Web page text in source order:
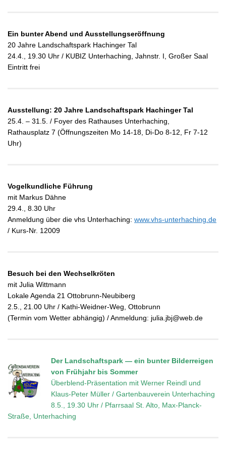
Ein bunter Abend und Ausstellungseröffnung
20 Jahre Landschaftspark Hachinger Tal
24.4., 19.30 Uhr / KUBIZ Unterhaching, Jahnstr. I, Großer Saal
Eintritt frei
Ausstellung: 20 Jahre Landschaftspark Hachinger Tal
25.4. – 31.5. / Foyer des Rathauses Unterhaching,
Rathausplatz 7 (Öffnungszeiten Mo 14-18, Di-Do 8-12, Fr 7-12
Uhr)
Vogelkundliche Führung
mit Markus Dähne
29.4., 8.30 Uhr
Anmeldung über die vhs Unterhaching: www.vhs-unterhaching.de
/ Kurs-Nr. 12009
Besuch bei den Wechselkröten
mit Julia Wittmann
Lokale Agenda 21 Ottobrunn-Neubiberg
2.5., 21.00 Uhr / Kathi-Weidner-Weg, Ottobrunn
(Termin vom Wetter abhängig) / Anmeldung: julia.jbj@web.de
Der Landschaftspark — ein bunter Bilderreigen
von Frühjahr bis Sommer
Überblend-Präsentation mit Werner Reindl und
Klaus-Peter Müller / Gartenbauverein Unterhaching
8.5., 19.30 Uhr / Pfarrsaal St. Alto, Max-Planck-
Straße, Unterhaching